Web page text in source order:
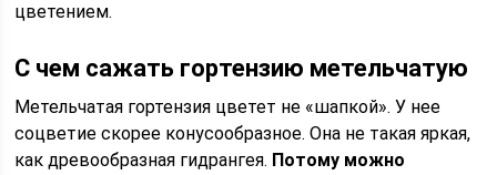
цветением.
С чем сажать гортензию метельчатую
Метельчатая гортензия цветет не «шапкой». У нее
соцветие скорее конусообразное. Она не такая яркая,
как древообразная гидрангея. Потому можно